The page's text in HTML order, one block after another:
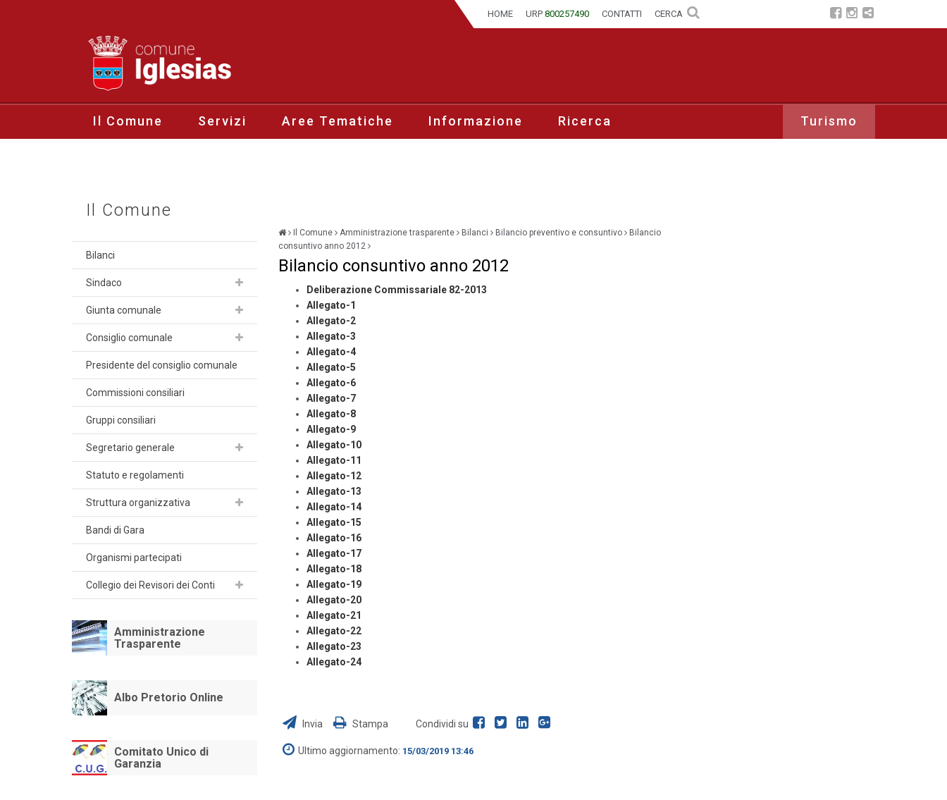
HOME URP 800257490 CONTATTI CERCA
Il Comune Servizi Aree Tematiche Informazione Turismo
Ricerca
Il Comune
Bilanci
Sindaco
Giunta comunale
Consiglio comunale
Presidente del consiglio comunale
Commissioni consiliari
Gruppi consiliari
Segretario generale
Statuto e regolamenti
Struttura organizzativa
Bandi di Gara
Organismi partecipati
Collegio dei Revisori dei Conti
Amministrazione
Trasparente
Albo Pretorio Online
Comitato Unico di
Garanzia
Il Comune Amministrazione trasparente Bilanci Bilancio preventivo e consuntivo
Bilancio
consuntivo anno 2012
Bilancio consuntivo anno 2012
Deliberazione Commissariale 82-2013
Allegato-1
Allegato-2
Allegato-3
Allegato-4
Allegato-5
Allegato-6
Allegato-7
Allegato-8
Allegato-9
Allegato-10
Allegato-11
Allegato-12
Allegato-13
Allegato-14
Allegato-15
Allegato-16
Allegato-17
Allegato-18
Allegato-19
Allegato-20
Allegato-21
Allegato-22
Allegato-23
Allegato-24
Invia Stampa Condividi su
Ultimo aggiornamento: 15/03/2019 13:46